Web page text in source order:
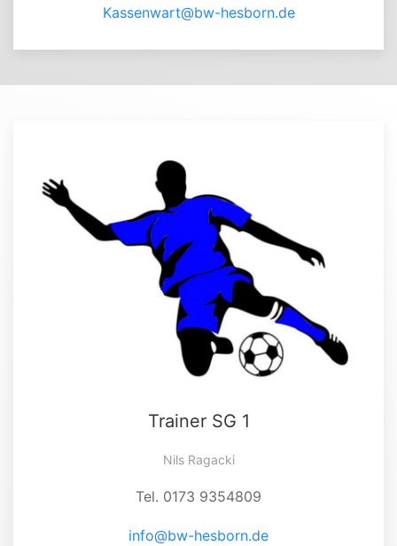
Kassenwart@bw-hesborn.de
Trainer SG 1
Nils Ragacki
Tel. 0173 9354809
info@bw-hesborn.de